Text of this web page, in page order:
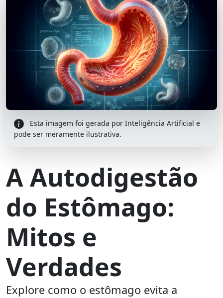
Esta imagem foi gerada por Inteligência Artificial e
pode ser meramente ilustrativa.
A Autodigestão
do Estômago:
Mitos e
Verdades
Explore como o estômago evita a